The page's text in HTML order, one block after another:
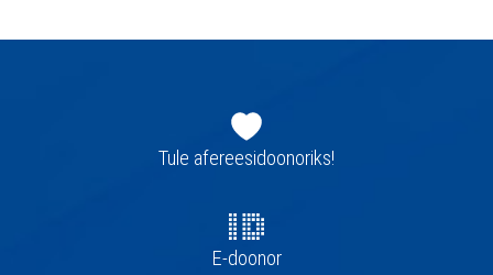
navigatsioonTule afereesidoonoriks!
E-doonor